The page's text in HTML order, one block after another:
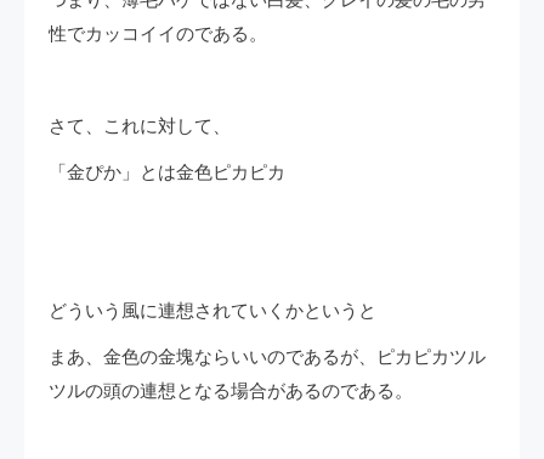
性でカッコイイのである。
さて、これに対して、
「金ぴか」とは金色ピカピカ
どういう風に連想されていくかというと
まあ、金色の金塊ならいいのであるが、ピカピカツル
ツルの頭の連想となる場合があるのである。